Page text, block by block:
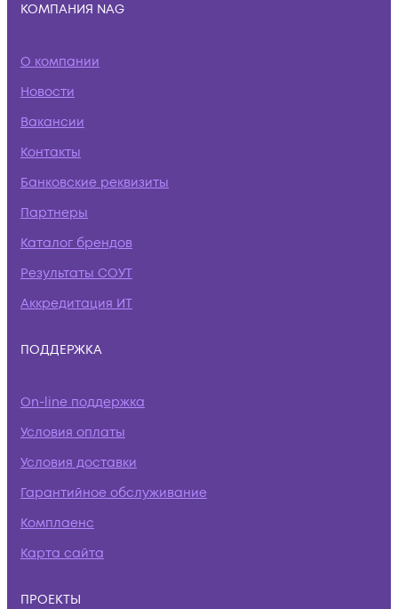
КОМПАНИЯ NAG
О компании
Новости
Вакансии
Контакты
Банковские реквизиты
Партнеры
Каталог брендов
Результаты СОУТ
Аккредитация ИТ
ПОДДЕРЖКА
On-line поддержка
Условия оплаты
Условия доставки
Гарантийное обслуживание
Комплаенс
Карта сайта
ПРОЕКТЫ